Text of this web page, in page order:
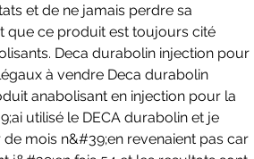
et de ne jamais perdre sa
que ce produit est toujours cité
Deca durabolin injection pour
à vendre Deca durabolin
anabolisant en injection pour la
utilisé le DECA durabolin et je
mois n&#39;en revenaient pas car